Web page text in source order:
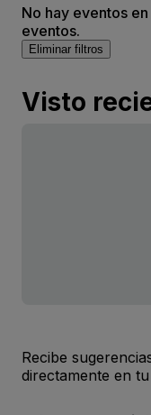
No hay eventos
eventos.
Eliminar filtros
Visto
Recibe
directamente en